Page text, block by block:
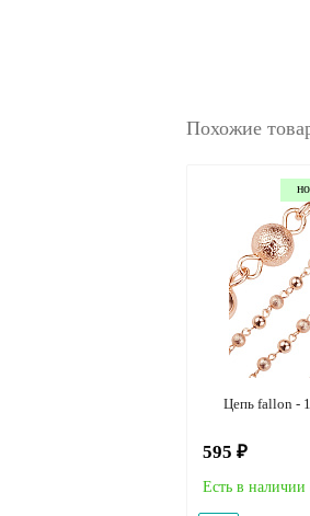
Похожие
Цепь fallon -
595 ₽
Есть в наличии